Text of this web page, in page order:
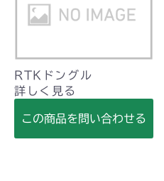
RTKドングル
詳しく見る
この商品を問い合わせる